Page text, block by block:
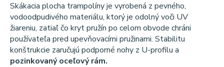
Skákacia plocha trampolíny je vyrobená z pevného, ​​
vodoodpudivého materiálu, ktorý je odolný voči UV
žiareniu, zatiaľ čo kryt pružín po celom obvode chráni
používateľa pred upevňovacími pružinami. Stabilitu
konštrukcie zaručujú podporné nohy z U-profilu a
pozinkovaný oceľový rám.